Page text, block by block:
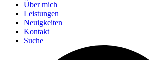
Über mich
Leistungen
Neuigkeiten
Kontakt
Suche